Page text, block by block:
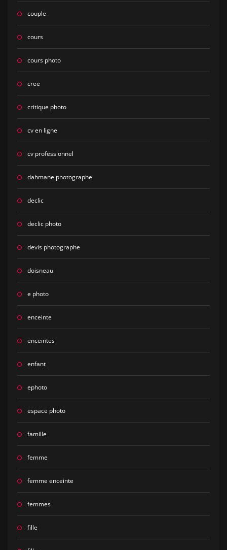
couple
cours
cours photo
cree
critique photo
cv en ligne
cv professionnel
dahmane photographe
declic
declic photo
devis photographe
doisneau
e photo
enceinte
enceintes
enfant
ephoto
espace photo
famille
femme
femme enceinte
femmes
fille